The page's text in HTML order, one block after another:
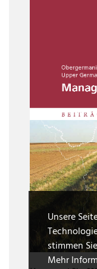
Unsere
stimmen
Mehr